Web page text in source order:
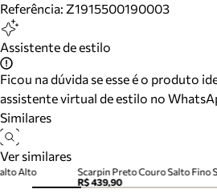
Referência: Z1915500190003
Assistente de estilo
Ficou na dúvida se esse é o produto
assistente virtual de estilo no
Similares
Ver similares
Scarpin Preto Couro Salto Fino
R$ 439,90
Alto